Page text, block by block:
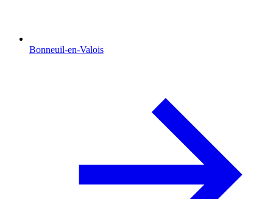
Bonneuil-en-Valois